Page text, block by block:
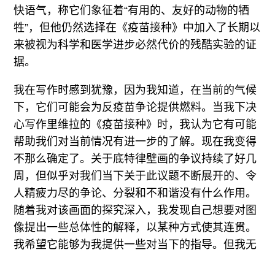
快语气，称它们象征着“有用的、友好的动物的牺
牲”，但他仍然选择在《疫苗接种》中加入了长期以
来被视为科学和医学进步必然代价的残酷实验的证
据。
我在写作时感到犹豫，因为我知道，在当前的气候
下，它们可能会为反疫苗争论提供燃料。当我下决
心写作里维拉的《疫苗接种》时，我认为它有可能
帮助我们对当前情况有进一步的了解。现在我变得
不那么确定了。关于底特律壁画的争议持续了好几
周，但似乎对我们当下关于此议题不断展开的、令
人精疲力尽的争论、分裂和不和谐没有什么作用。
随着我对该画面的探究深入，我发现自己想要对图
像提出一些总体性的解释，以某种方式使其连贯。
我希望它能够为我提供一些对当下的指导。但我无